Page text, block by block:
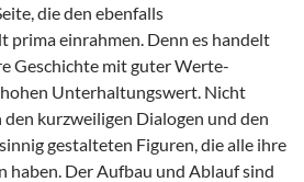
die den ebenfalls
prima einrahmen. Denn es handelt
Geschichte mit guter Werte-
Unterhaltungswert. Nicht
kurzweiligen Dialogen und den
gestalteten Figuren, die alle ihre
haben. Der Aufbau und Ablauf sind